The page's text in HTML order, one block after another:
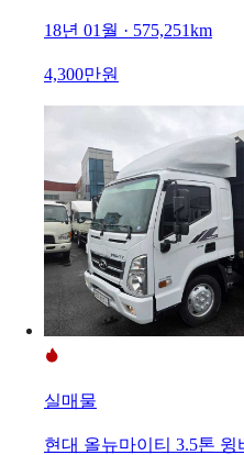
18년 01월 · 575,251km
4,300만원
실매물
현대 올뉴마이티 3.5톤 윙